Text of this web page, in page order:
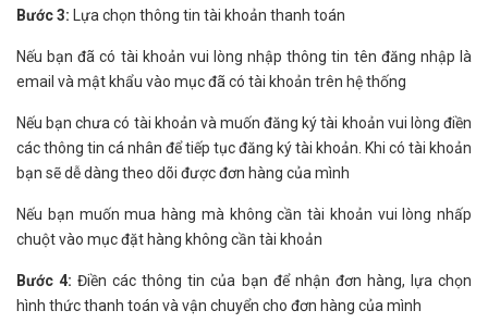
Bước 3: Lựa chọn thông tin tài khoản thanh toán
Nếu bạn đã có tài khoản vui lòng nhập thông tin tên đăng nhập là
email và mật khẩu vào mục đã có tài khoản trên hệ thống
Nếu bạn chưa có tài khoản và muốn đăng ký tài khoản vui lòng điền
các thông tin cá nhân để tiếp tục đăng ký tài khoản. Khi có tài khoản
bạn sẽ dễ dàng theo dõi được đơn hàng của mình
Nếu bạn muốn mua hàng mà không cần tài khoản vui lòng nhấp
chuột vào mục đặt hàng không cần tài khoản
Bước 4: Điền các thông tin của bạn để nhận đơn hàng, lựa chọn
hình thức thanh toán và vận chuyển cho đơn hàng của mình